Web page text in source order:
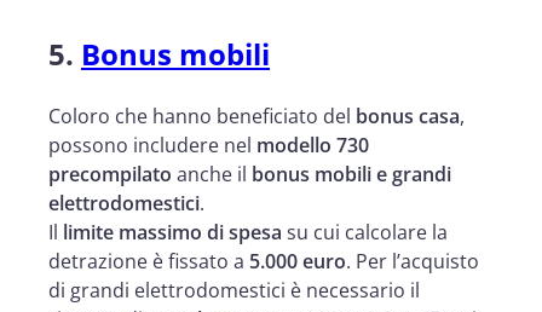
5. Bonus mobili
Coloro che hanno beneficiato del bonus casa,
possono includere nel modello 730
precompilato anche il bonus mobili e grandi
elettrodomestici.
Il limite massimo di spesa su cui calcolare la
detrazione è fissato a 5.000 euro. Per l’acquisto
di grandi elettrodomestici è necessario il